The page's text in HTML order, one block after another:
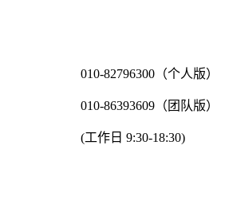
010-82796300（个人版）
010-86393609（团队版）
(工作日 9:30-18:30)